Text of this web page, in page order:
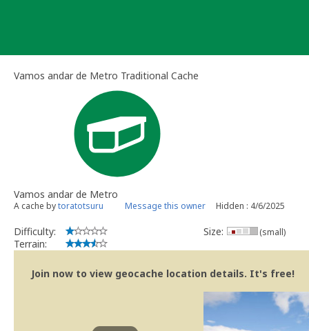
Vamos andar de Metro Traditional Cache
Vamos andar de Metro
A cache bytoratotsuru Message this owner Hidden : 4/6/2025
Difficulty:
Terrain:
Size: (small)
Join now to view geocache location details. It's free!